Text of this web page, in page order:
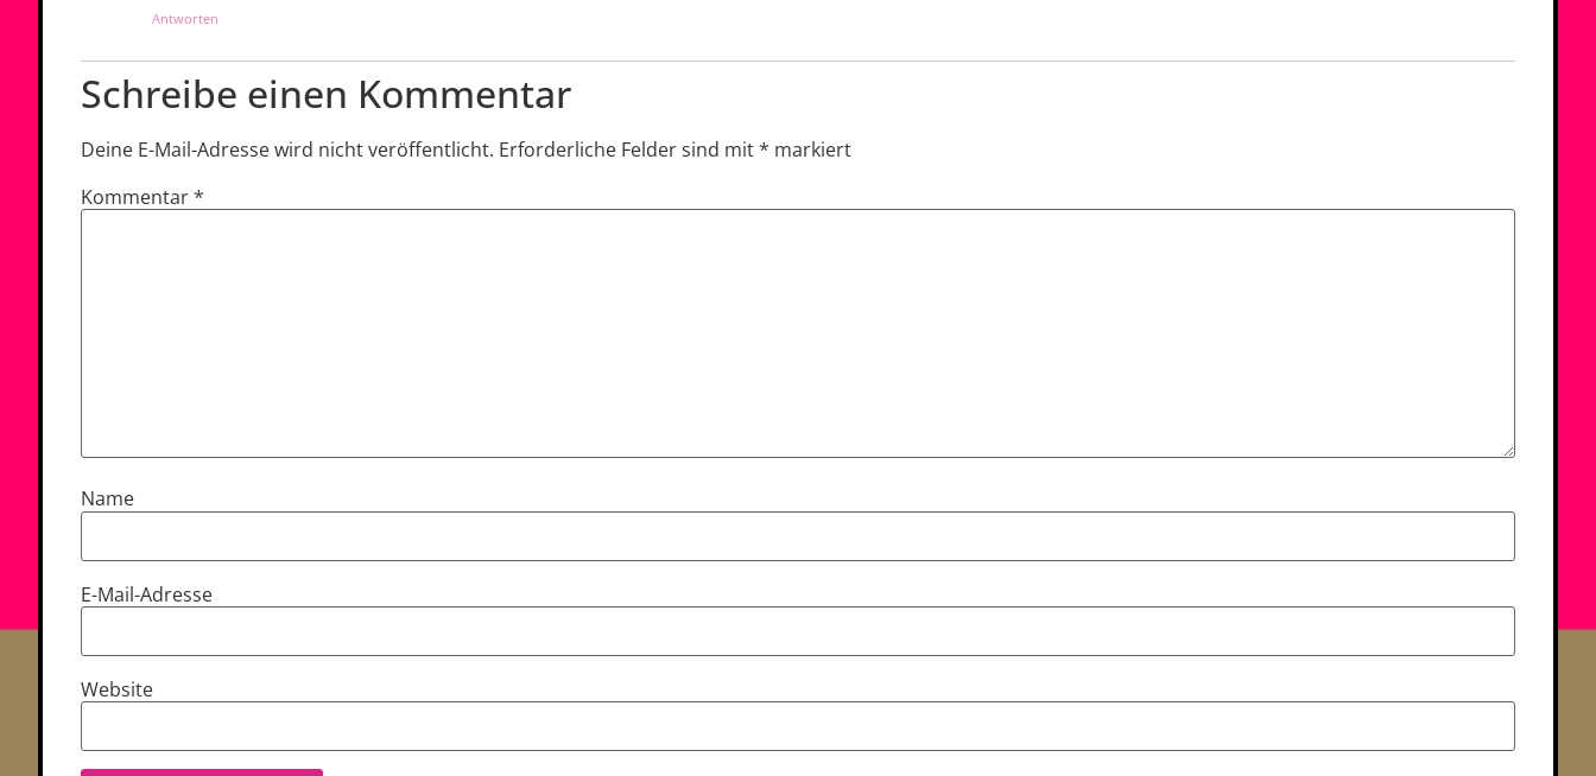
Antworten
Schreibe einen Kommentar
Deine E-Mail-Adresse wird nicht veröffentlicht. Erforderliche Felder sind mit* markiert
Kommentar*
Name
E-Mail-Adresse
Website